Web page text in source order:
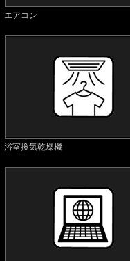
エアコン
浴室換気乾燥機